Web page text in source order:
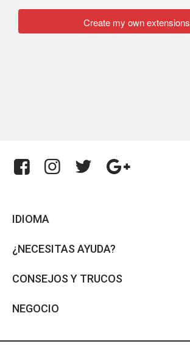
Create my own extensions
IDIOMA
¿NECESITAS AYUDA?
CONSEJOS Y TRUCOS
NEGOCIO